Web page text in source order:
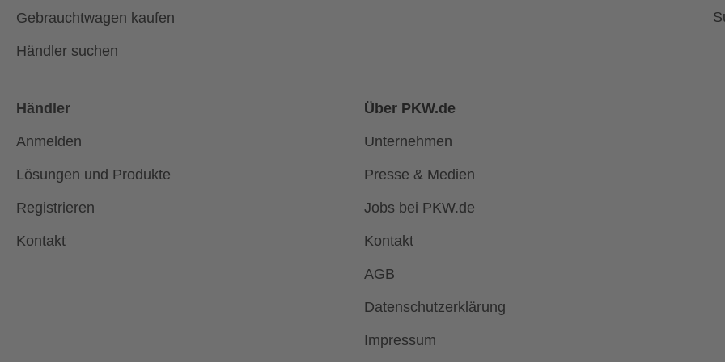
Gebrauchtwagen kaufen
Händler suchen
Händler
Anmelden
Lösungen und Produkte
Registrieren
Kontakt
Über PKW.de
Unternehmen
Presse & Medien
Jobs bei PKW.de
Kontakt
AGB
Datenschutzerklärung
Impressum